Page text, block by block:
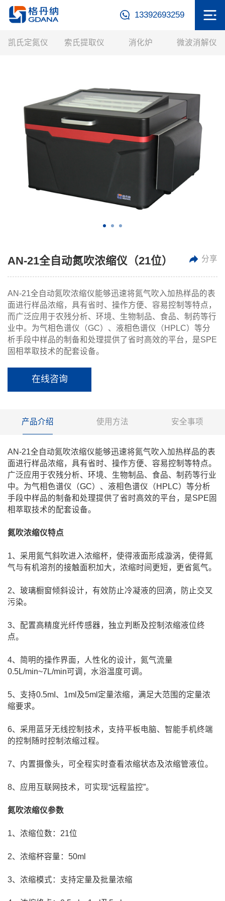
13392693259
凯氏定氮仪 索氏提取仪 消化炉 微波消解仪
AN-21全自动氮吹浓缩仪（21位） 分享
AN-21全自动氮吹浓缩仪能够迅速将氮气吹入加热样品的表
面进行样品浓缩，具有省时、操作方便、容易控制等特点，
而广泛应用于农残分析、环境、生物制品、食品、制药等行
业中。为气相色谱仪（GC）、液相色谱仪（HPLC）等分
析手段中样品的制备和处理提供了省时高效的平台，是SPE
固相萃取技术的配套设备。
在线咨询
产品介绍 使用方法 安全事项
AN-21全自动氮吹浓缩仪能够迅速将氮气吹入加热样品的表
面进行样品浓缩，具有省时、操作方便、容易控制等特点。
广泛应用于农残分析、环境、生物制品、食品、制药等行业
中。为气相色谱仪（GC）、液相色谱仪（HPLC）等分析
手段中样品的制备和处理提供了省时高效的平台，是SPE固
相萃取技术的配套设备。
氮吹浓缩仪特点
1、采用氮气斜吹进入浓缩杯，使得液面形成漩涡，使得氮
气与有机溶剂的接触面积加大，浓缩时间更短，更省氮气。
2、玻璃橱窗倾斜设计，有效防止冷凝液的回滴，防止交叉
污染。
3、配置高精度光纤传感器，独立判断及控制浓缩液位终
点。
4、简明的操作界面，人性化的设计，氮气流量
0.5L/min~7L/min可调，水浴温度可调。
5、支持0.5mI、1ml及5ml定量浓缩，满足大范围的定量浓
缩要求。
6、采用蓝牙无线控制技术，支持平板电脑、智能手机终端
的控制随时控制浓缩过程。
7、内置摄像头，可全程实时查看浓缩状态及浓缩管液位。
8、应用互联网技术，可实现“远程监控”。
氮吹浓缩仪参数
1、浓缩位数：21位
2、浓缩杯容量：50ml
3、浓缩模式：支持定量及批量浓缩